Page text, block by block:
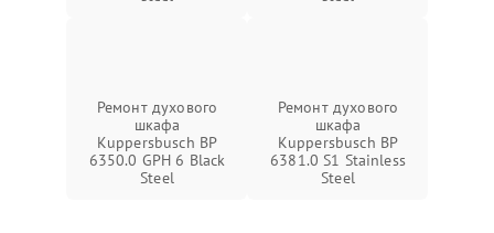
Ремонт духового
шкафа
Kuppersbusch BP
6350.0 GPH 6 Black
Steel
Ремонт духового
шкафа
Kuppersbusch BP
6381.0 S1 Stainless
Steel